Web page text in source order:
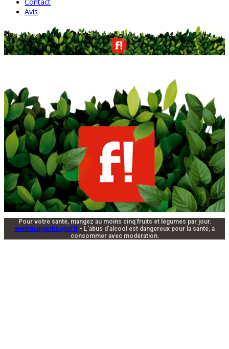
Avis
Pour votre santé, mangez au moins cinq fruits et légumes par jour.
www.mangerbouger.fr- L'abus d'alcool est dangereux pour la santé, à
consommer avec modération.